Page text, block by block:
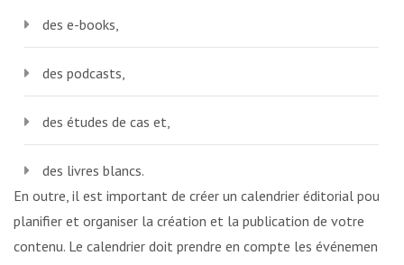
des e-books,
des podcasts,
des études de cas et,
des livres blancs.
En outre, il est important de créer un calendrier éditorial pour
planifier et organiser la création et la publication de votre
contenu. Le calendrier doit prendre en compte les événements